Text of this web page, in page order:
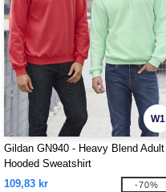
W1
Gildan GN940 - Heavy Blend Adult
Hooded Sweatshirt
109,83 kr
-70%